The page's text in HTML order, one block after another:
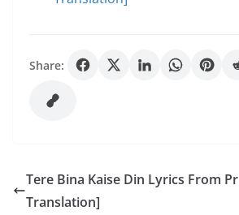
Share:
Tere Bina Kaise Din Lyrics From
Translation]